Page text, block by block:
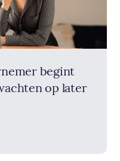
begint
op later